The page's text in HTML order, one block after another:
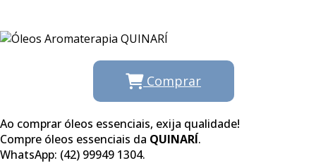
Comprar
Ao comprar óleos essenciais, exija qualidade!
Compre óleos essenciais da QUINARÍ.
WhatsApp: (42) 99949 1304.